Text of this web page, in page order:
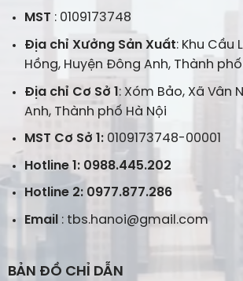
MST : 0109173748
Địa chỉ Xưởng Sản Xuất: Khu Cầu
Hồng, Huyện Đông Anh, Thành
Địa chỉ Cơ Sở 1 : Xóm Bảo, Xã Vân
Anh, Thành phố Hà Nội
MST Cơ Sở 1: 0109173748-00001
Hotline 1: 0988.445.202
Hotline 2: 0977.877.286
Email : tbs.hanoi@gmail.com
BẢN ĐỒ CHỈ DẪN